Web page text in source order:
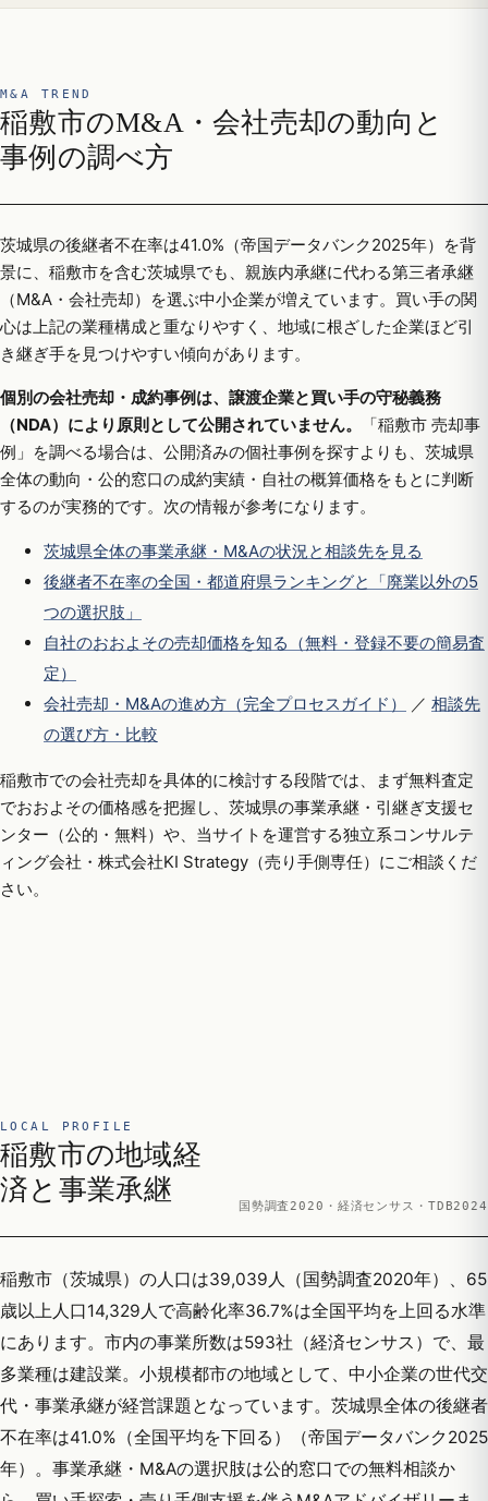
M&A TREND
稲敷市のM&A・会社売却の動向と
事例の調べ方
茨城県の後継者不在率は41.0%（帝国データバンク2025年）を背
景に、稲敷市を含む茨城県でも、親族内承継に代わる第三者承継
（M&A・会社売却）を選ぶ中小企業が増えています。買い手の関
心は上記の業種構成と重なりやすく、地域に根ざした企業ほど引
き継ぎ手を見つけやすい傾向があります。
個別の会社売却・成約事例は、譲渡企業と買い手の守秘義務
（NDA）により原則として公開されていません。
「稲敷市 売却事
例」を調べる場合は、公開済みの個社事例を探すよりも、茨城県
全体の動向・公的窓口の成約実績・自社の概算価格をもとに判断
するのが実務的です。次の情報が参考になります。
茨城県全体の事業承継・M&Aの状況と相談先を見る
後継者不在率の全国・都道府県ランキングと「廃業以外の5
つの選択肢」
自社のおおよその売却価格を知る（無料・登録不要の簡易査
定）
会社売却・M&Aの進め方（完全プロセスガイド）
／ 相談先
の選び方・比較
稲敷市での会社売却を具体的に検討する段階では、まず無料査定
でおおよその価格感を把握し、茨城県の事業承継・引継ぎ支援セ
ンター（公的・無料）や、当サイトを運営する独立系コンサルテ
ィング会社・株式会社KI Strategy（売り手側専任）にご相談くだ
さい。
LOCAL PROFILE
稲敷市の地域経
済と事業承継
国勢調査2020・経済センサス・TDB2024
稲敷市（茨城県）の人口は39,039人（国勢調査2020年）、65
歳以上人口14,329人で高齢化率36.7%は全国平均を上回る水準
にあります。市内の事業所数は593社（経済センサス）で、最
多業種は建設業。小規模都市の地域として、中小企業の世代交
代・事業承継が経営課題となっています。茨城県全体の後継者
不在率は41.0%（全国平均を下回る）（帝国データバンク2025
年）。事業承継・M&Aの選択肢は公的窓口での無料相談か